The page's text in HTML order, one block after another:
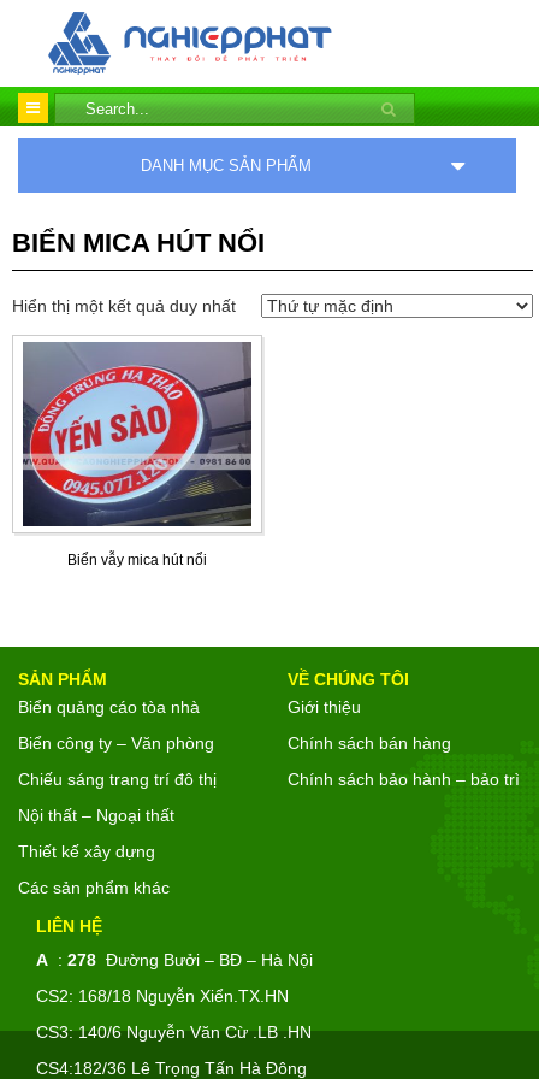
DANH MỤC SẢN PHẨM
BIỂN MICA HÚT NỔI
Hiển thị một kết quả duy nhất
Biển vẫy mica hút nổi
SẢN PHẨM
Biển quảng cáo tòa nhà
Biển công ty – Văn phòng
Chiếu sáng trang trí đô thị
Nội thất – Ngoại thất
Thiết kế xây dựng
Các sản phẩm khác
VỀ CHÚNG TÔI
Giới thiệu
Chính sách bán hàng
Chính sách bảo hành – bảo trì
LIÊN HỆ
A : 278 Đường Bưởi – BĐ – Hà Nội
CS2: 168/18 Nguyễn Xiển.TX.HN
CS3: 140/6 Nguyễn Văn Cừ .LB .HN
CS4:182/36 Lê Trọng Tấn Hà Đông